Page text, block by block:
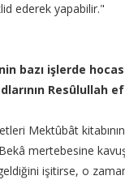
ederek yapabilir."
bazı işlerde
Resûlullah
Mektûbât
Bekâ mertebesine
işitirse, o